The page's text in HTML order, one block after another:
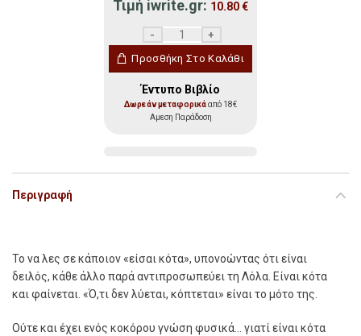
Τιμή iwrite.gr: 10.80€
Προσθήκη Στο Καλάθι
Έντυπο Βιβλίο
Δωρεάν μεταφορικάαπό 18€
Αμεση Παράδοση
Περιγραφή
Το να λες σε κάποιον «είσαι κότα», υπονοώντας ότι είναι
δειλός, κάθε άλλο παρά αντιπροσωπεύει τη Λόλα. Είναι κότα
και φαίνεται. «Ό,τι δεν λύεται, κόπτεται» είναι το µότο της.
Ούτε και έχει ενός κοκόρου γνώση φυσικά… γιατί είναι κότα